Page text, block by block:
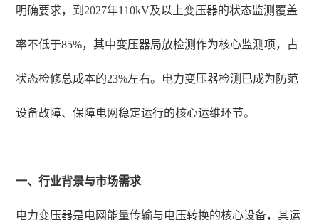
明确要求，到2027年110kV及以上变压器的状态监测覆盖
率不低于85%，其中变压器局放检测作为核心监测项，占
状态检修总成本的23%左右。电力变压器检测已成为防范
设备故障、保障电网稳定运行的核心运维环节。
一、行业背景与市场需求
电力变压器是电网能量传输与电压转换的核心设备，其运